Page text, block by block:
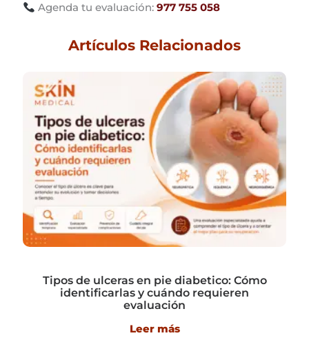
Agenda tu evaluación: 977 755 058
Artículos Relacionados
Tipos de ulceras en pie diabetico: Cómo
identificarlas y cuándo requieren
evaluación
Leer más